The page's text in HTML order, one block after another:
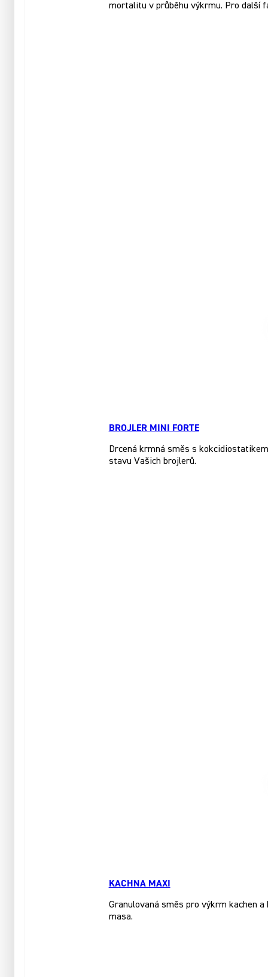
mortalitu v průběhu výkrmu. Pro další
BROJLER MINI FORTE
Drcená krmná směs s
stavu Vašich brojlerů.
KACHNA MAXI
Granulovaná směs pro výkrm kachen
masa.